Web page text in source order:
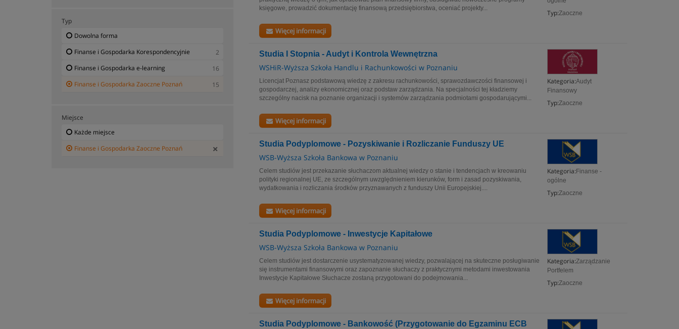
Typ:Zaoczne
księgowe, prowadzić dokumentację finansową przedsiębiorstwa, oceniać projekty...
Więcej informacji
Studia I Stopnia - Audyt i Kontrola Wewnętrzna
WSHiR-Wyższa Szkoła Handlu i Rachunkowości w Poznaniu
Kategoria:Audyt
Finansowy
Typ:Zaoczne
Licencjat Poznasz podstawową wiedzę z zakresu rachunkowości, sprawozdawczości finansowej i
gospodarczej, analizy ekonomicznej oraz podstaw zarządzania. Na specjalności tej kładziemy
szczególny nacisk na poznanie organizacji i systemów zarządzania podmiotami gospodarującymi...
Więcej informacji
Studia Podyplomowe - Pozyskiwanie i Rozliczanie Funduszy UE
WSB-Wyższa Szkoła Bankowa w Poznaniu
Kategoria: Finanse -
ogólne
Typ:Zaoczne
Celem studiów jest przekazanie słuchaczom aktualnej wiedzy o stanie i tendencjach w kreowaniu
polityki regionalnej UE, ze szczególnym uwzględnieniem kierunków, form i zasad pozyskiwania,
wydatkowania i rozliczania środków przyznawanych z funduszy Unii Europejskiej....
Więcej informacji
Studia Podyplomowe - Inwestycje Kapitałowe
WSB-Wyższa Szkoła Bankowa w Poznaniu
Kategoria:Zarządzanie
Portfelem
Typ:Zaoczne
Celem studiów jest dostarczenie usystematyzowanej wiedzy, pozwalającej na skuteczne posługiwanie
się instrumentami finansowymi oraz zapoznanie słuchaczy z praktycznymi metodami inwestowania
Inwestycje Kapitałowe Słuchacze zostaną przygotowani do podejmowania...
Więcej informacji
Studia Podyplomowe - Bankowość (Przygotowanie do Egzaminu ECB
Typ
Dowolna forma
Finanse i Gospodarka Korespondencyjnie
2
Finanse i Gospodarka e-learning
16
Finanse i Gospodarka Zaoczne Poznań
15
Miejsce
Każde miejsce
Finanse i Gospodarka Zaoczne Poznań